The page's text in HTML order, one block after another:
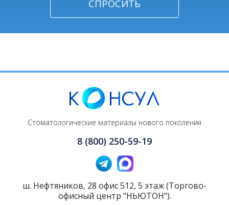
Стоматологические материалы нового поколения
8 (800) 250-59-19
ш. Нефтяников, 28 офис 512, 5 этаж (Торгово-
офисный центр "НЬЮТОН").